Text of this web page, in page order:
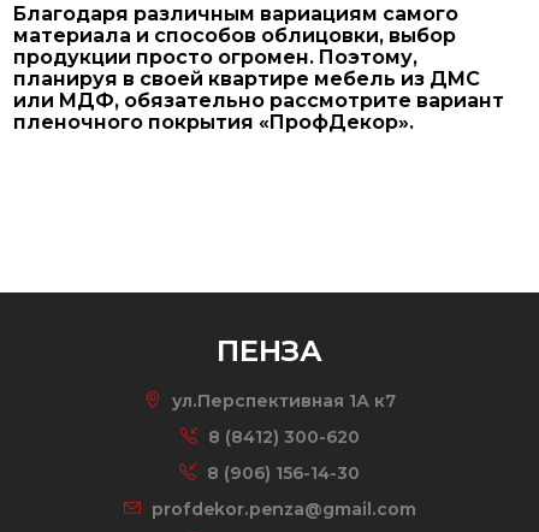
Благодаря различным вариациям самого
материала и способов облицовки, выбор
продукции просто огромен. Поэтому,
планируя в своей квартире мебель из ДМС
или МДФ, обязательно рассмотрите вариант
пленочного покрытия «ПрофДекор».
ПЕНЗА
ул.Перспективная 1А к7
8 (8412) 300-620
8 (906) 156-14-30
profdekor.penza@gmail.com